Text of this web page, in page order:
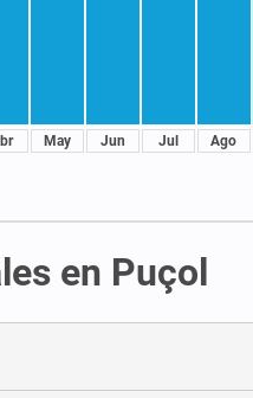
May Jun Jul Ago
en Puçol